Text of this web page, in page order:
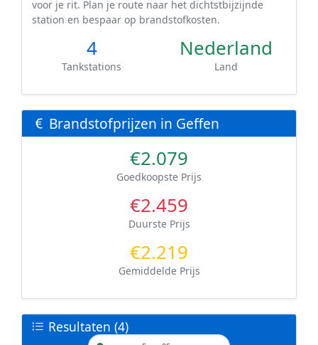
voor je rit. Plan je route naar het dichtstbijzijnde
station en bespaar op brandstofkosten.
4
Tankstations
Nederland
Land
Brandstofprijzen in Geffen
€2.079
Goedkoopste Prijs
€2.459
Duurste Prijs
€2.219
Gemiddelde Prijs
Resultaten (4)